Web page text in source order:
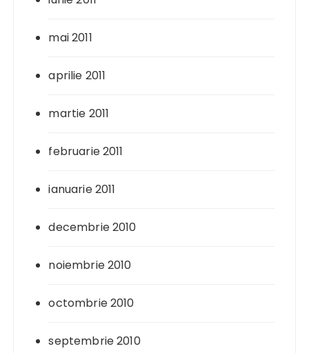
mai 2011
aprilie 2011
martie 2011
februarie 2011
ianuarie 2011
decembrie 2010
noiembrie 2010
octombrie 2010
septembrie 2010